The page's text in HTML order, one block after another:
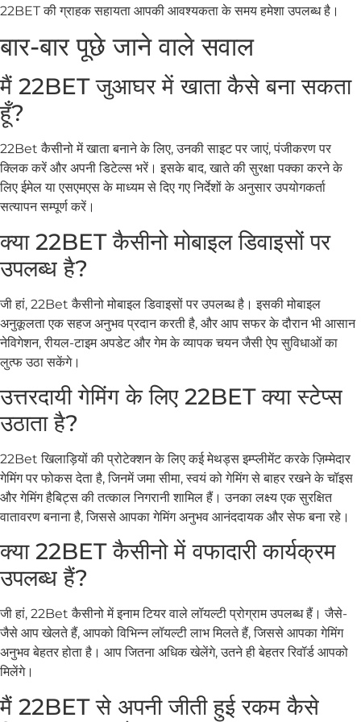
22BET की ग्राहक सहायता आपकी आवश्यकता के समय हमेशा उपलब्ध है।
बार-बार पूछे जाने वाले सवाल
मैं 22BET जुआघर में खाता कैसे बना सकता
हूँ?
22Bet कैसीनो में खाता बनाने के लिए, उनकी साइट पर जाएं, पंजीकरण पर
क्लिक करें और अपनी डिटेल्स भरें। इसके बाद, खाते की सुरक्षा पक्का करने के
लिए ईमेल या एसएमएस के माध्यम से दिए गए निर्देशों के अनुसार उपयोगकर्ता
सत्यापन सम्पूर्ण करें।
क्या 22BET कैसीनो मोबाइल डिवाइसों पर
उपलब्ध है?
जी हां, 22Bet कैसीनो मोबाइल डिवाइसों पर उपलब्ध है। इसकी मोबाइल
अनुकूलता एक सहज अनुभव प्रदान करती है, और आप सफर के दौरान भी आसान
नेविगेशन, रीयल-टाइम अपडेट और गेम के व्यापक चयन जैसी ऐप सुविधाओं का
लुत्फ उठा सकेंगे।
उत्तरदायी गेमिंग के लिए 22BET क्या स्टेप्स
उठाता है?
22Bet खिलाड़ियों की प्रोटेक्शन के लिए कई मेथड्स इम्प्लीमेंट करके ज़िम्मेदार
गेमिंग पर फोकस देता है, जिनमें जमा सीमा, स्वयं को गेमिंग से बाहर रखने के चॉइस
और गेमिंग हैबिट्स की तत्काल निगरानी शामिल हैं। उनका लक्ष्य एक सुरक्षित
वातावरण बनाना है, जिससे आपका गेमिंग अनुभव आनंददायक और सेफ बना रहे।
क्या 22BET कैसीनो में वफादारी कार्यक्रम
उपलब्ध हैं?
जी हां, 22Bet कैसीनो में इनाम टियर वाले लॉयल्टी प्रोग्राम उपलब्ध हैं। जैसे-
जैसे आप खेलते हैं, आपको विभिन्न लॉयल्टी लाभ मिलते हैं, जिससे आपका गेमिंग
अनुभव बेहतर होता है। आप जितना अधिक खेलेंगे, उतने ही बेहतर रिवॉर्ड आपको
मिलेंगे।
मैं 22BET से अपनी जीती हुई रकम कैसे